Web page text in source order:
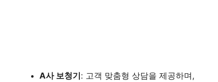
A사 보청기: 고객 맞춤형 상담을 제공하며,